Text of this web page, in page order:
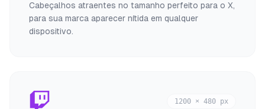
Cabeçalhos atraentes no tamanho perfeito para o X,
para sua marca aparecer nítida em qualquer
dispositivo.
1200 × 480 px